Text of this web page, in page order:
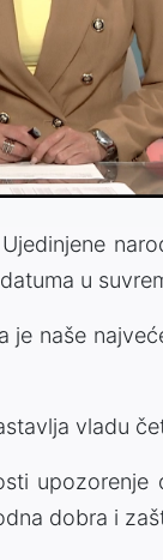
Video
u
je naše
vladu
dobra i